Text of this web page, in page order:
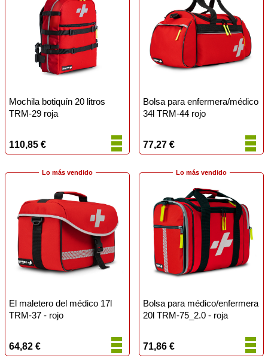
Mochila botiquín 20 litros
TRM-29 roja
110,85 €
Bolsa para enfermera/médico
34l TRM-44 rojo
77,27 €
Lo más vendido
El maletero del médico 17l
TRM-37 - rojo
64,82 €
Lo más vendido
Bolsa para médico/enfermera
20l TRM-75_2.0 - roja
71,86 €